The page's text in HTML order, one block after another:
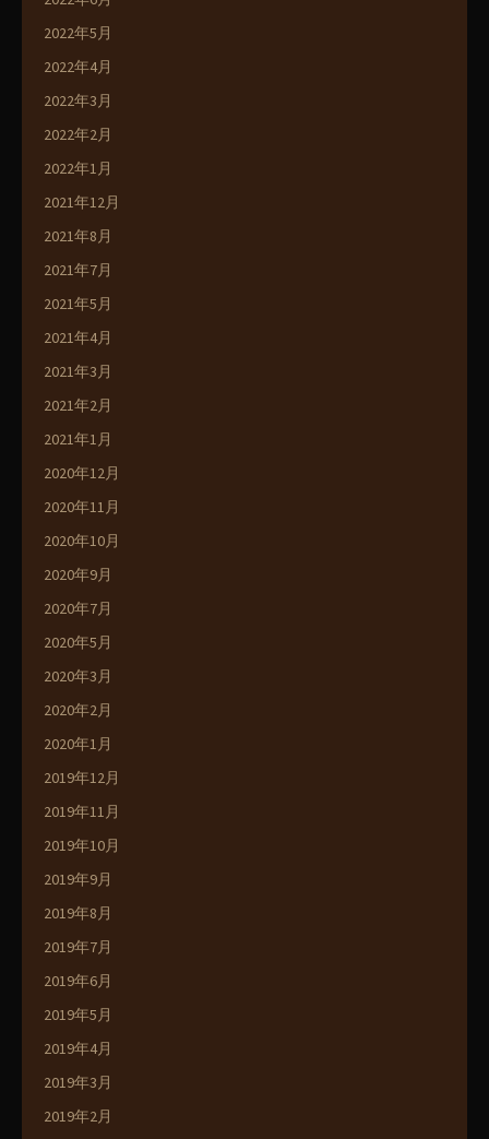
2022年5月
2022年4月
2022年3月
2022年2月
2022年1月
2021年12月
2021年8月
2021年7月
2021年5月
2021年4月
2021年3月
2021年2月
2021年1月
2020年12月
2020年11月
2020年10月
2020年9月
2020年7月
2020年5月
2020年3月
2020年2月
2020年1月
2019年12月
2019年11月
2019年10月
2019年9月
2019年8月
2019年7月
2019年6月
2019年5月
2019年4月
2019年3月
2019年2月